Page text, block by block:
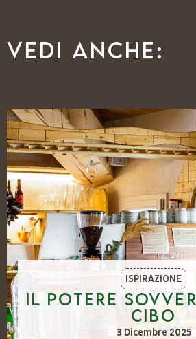
Vedi anche:
ISPIRAZIONE
Il potere
cibo
3 Dicembre 2025